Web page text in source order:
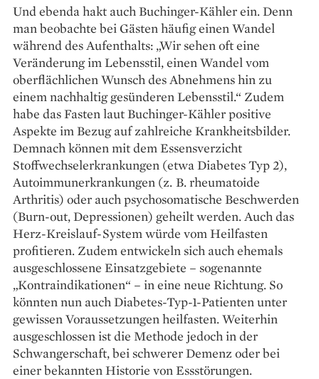
Und ebenda hakt auch Buchinger-­Kähler ein. Denn
man beobachte bei Gästen häufig einen Wandel
während des Aufenthalts: „Wir sehen oft eine
Veränderung im Lebensstil, ­einen Wandel vom
oberflächlichen Wunsch des Abnehmens hin zu
einem nachhaltig gesünderen Lebensstil.“ Zudem
habe das Fasten laut Buchinger-Kähler positive
Aspekte im Bezug auf zahlreiche Krankheitsbilder.
Demnach können mit dem Essensverzicht
Stoffwechselerkrankungen (etwa Diabetes Typ 2),
Autoimmun­erkrankungen (z. B. rheumatoide
Arthritis) oder auch psychosomatische Beschwerden
(Burn-out, Depressio­nen) geheilt werden. Auch das
Herz-Kreislauf-System würde vom Heilfasten
profitieren. Zudem entwickeln sich auch ehemals
ausgeschlossene Einsatzgebiete – sogenannte
„Kontraindikationen“ – in eine neue Richtung. So
könnten nun auch Diabetes-Typ-1-Patienten unter
gewissen Voraussetzungen heilfasten. Weiterhin
ausgeschlossen ist die Methode jedoch in der
Schwangerschaft, bei schwerer Demenz oder bei
einer bekannten Historie von Essstörungen.